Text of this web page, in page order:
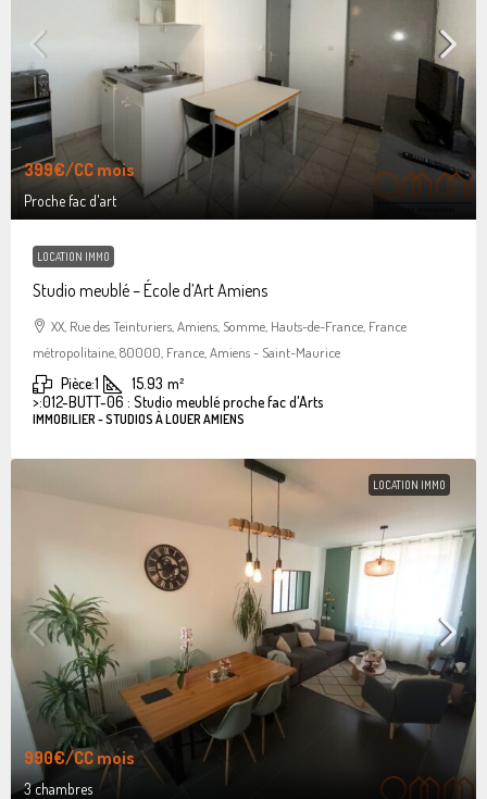
399€/CC mois
Proche fac d'art
LOCATION IMMO
Studio meublé – École d’Art Amiens
XX, Rue des Teinturiers, Amiens, Somme, Hauts-de-France, France
métropolitaine, 80000, France, Amiens - Saint-Maurice
Pièce:1 15.93 m²
>:012-BUTT-06 : Studio meublé proche fac d'Arts
IMMOBILIER - STUDIOS À LOUER AMIENS
LOCATION IMMO
990€/CC mois
3 chambres